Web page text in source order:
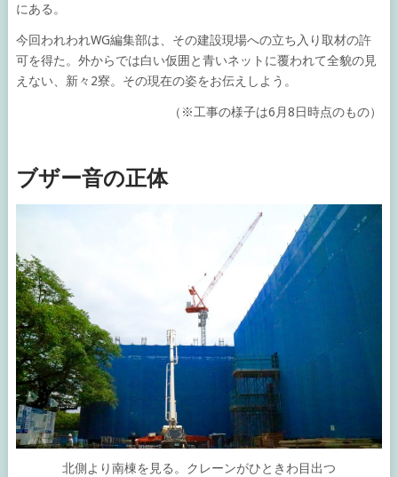
にある。
今回われわれWG編集部は、その建設現場への立ち入り取材の許
可を得た。外からでは白い仮囲と青いネットに覆われて全貌の見
えない、新々2寮。その現在の姿をお伝えしよう。
（※工事の様子は6月8日時点のもの）
ブザー音の正体
北側より南棟を見る。クレーンがひときわ目出つ